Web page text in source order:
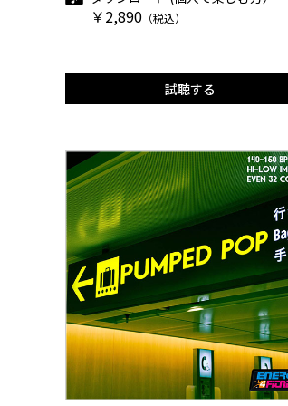
￥2,890 （税込）
試聴する